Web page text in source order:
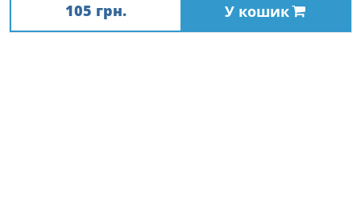
105 грн. У кошик